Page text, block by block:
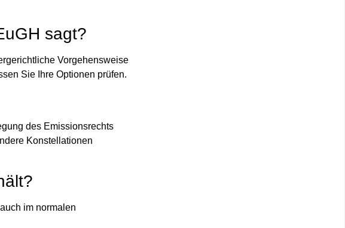
sagt?
Vorgehensweise
Sie Ihre Optionen prüfen.
des Emissionsrechts
Konstellationen
im normalen